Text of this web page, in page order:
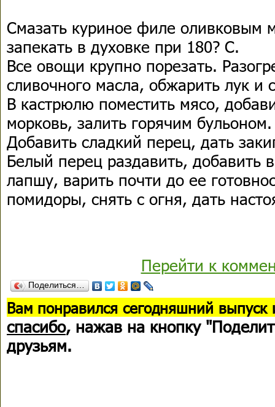
Смазать куриное филе оливковым
запекать в духовке при 180? С.
Все овощи крупно порезать.
сливочного масла, обжарить лук и
В кастрюлю поместить мясо,
морковь, залить горячим
Добавить сладкий перец, дать
Белый перец раздавить, добавить
лапшу, варить почти до ее
помидоры, снять с огня, дать
Перейти к
Поделиться…
Вам понравился сегодняшний выпуск
спасибо, нажав на кнопку
друзьям.